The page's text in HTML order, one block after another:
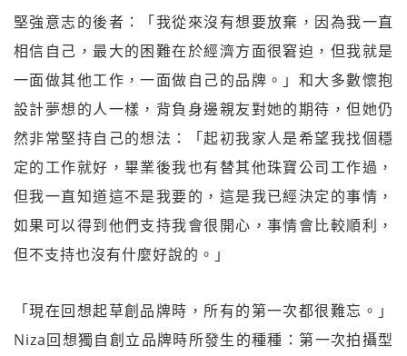
堅強意志的後者：「我從來沒有想要放棄，因為我一直
相信自己，最大的困難在於經濟方面很窘迫，但我就是
一面做其他工作，一面做自己的品牌。」和大多數懷抱
設計夢想的人一樣，背負身邊親友對她的期待，但她仍
然非常堅持自己的想法：「起初我家人是希望我找個穩
定的工作就好，畢業後我也有替其他珠寶公司工作過，
但我一直知道這不是我要的，這是我已經決定的事情，
如果可以得到他們支持我會很開心，事情會比較順利，
但不支持也沒有什麼好說的。」
「現在回想起草創品牌時，所有的第一次都很難忘。」
Niza回想獨自創立品牌時所發生的種種：第一次拍攝型